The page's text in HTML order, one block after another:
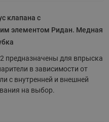
клапана с
элементом Ридан. Медная
предназначены для впрыска
в зависимости от
с внутренней и внешней
на выбор.